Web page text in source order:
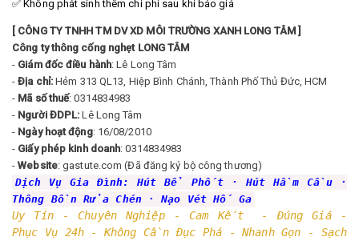
✅ Không phát sinh thêm chi phí sau khi báo giá
[ CÔNG TY TNHH TM DV XD MÔI TRƯỜNG XANH LONG TÂM ]
Công ty thông cống nghẹt LONG TÂM
- Giám đốc điều hành: Lê Long Tâm
-Địa chỉ: Hẻm 313 QL13, Hiệp Bình Chánh, Thành Phố Thủ Đức, HCM
- Mã số thuế: 0314834983
- Người ĐDPL: Lê Long Tâm
- Ngày hoạt động: 16/08/2010
- Giấy phép kinh doanh: 0314834983
-Website: gastute.com (Đã đăng ký bộ công thương)
Dịch Vụ Gia Đình: Hút Bể Phốt · ‎Hút Hầm Cầu ·
‎Thông Bồn Rửa Chén · ‎Nạo Vét Hố Ga
Uy Tín - Chuyên Nghiệp - Cam Kết - Đúng Giá -
Phục Vụ 24h - Không Cần Đục Phá - Nhanh Gọn - Sạch